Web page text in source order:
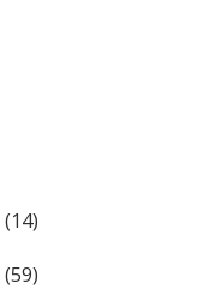
1414
phẩm
5959